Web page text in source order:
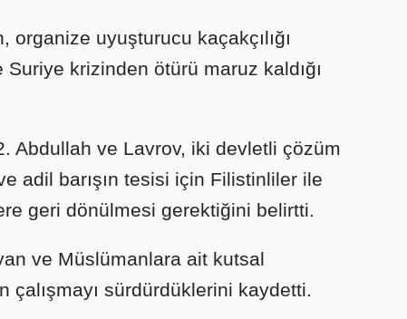
organize uyuşturucu kaçakçılığı
krizinden ötürü maruz kaldığı
Abdullah ve Lavrov, iki devletli çözüm
adil barışın tesisi için Filistinliler ile
geri dönülmesi gerektiğini belirtti.
ve Müslümanlara ait kutsal
çalışmayı sürdürdüklerini kaydetti.